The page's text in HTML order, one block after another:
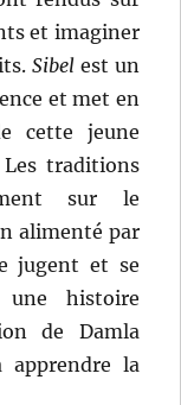
et imaginer
Sibelest un
et met en
cette jeune
traditions
sur le
alimenté par
jugent et se
une histoire
de Damla
la